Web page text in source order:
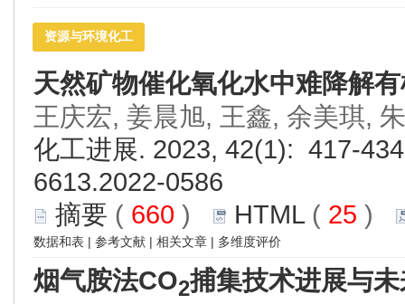
资源与环境化工
天然矿物催化氧化水中难降解
王庆宏, 姜晨旭, 王鑫, 余美琪,
化工进展. 2023, 42(1): 417-
6613.2022-0586
摘要 ( 660 ) HTML( 25 )
数据和表 | 参考文献 | 相关文章 | 多维度评价
烟气胺法CO2捕集技术进展与